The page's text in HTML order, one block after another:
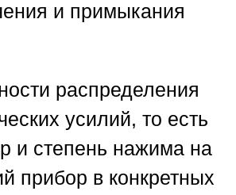
и примыкания
распределения
усилий, то есть
и степень нажима на
прибор в конкретных